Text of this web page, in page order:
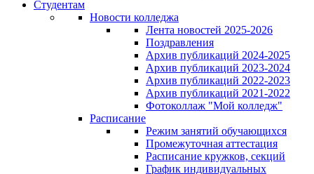
Студентам
Новости колледжа
Лента новостей 2025-2026
Поздравления
Архив публикаций 2024-2025
Архив публикаций 2023-2024
Архив публикаций 2022-2023
Архив публикаций 2021-2022
Фотоколлаж "Мой колледж"
Расписание
Режим занятий обучающихся
Промежуточная аттестация
Расписание кружков, секций
График индивидуальных